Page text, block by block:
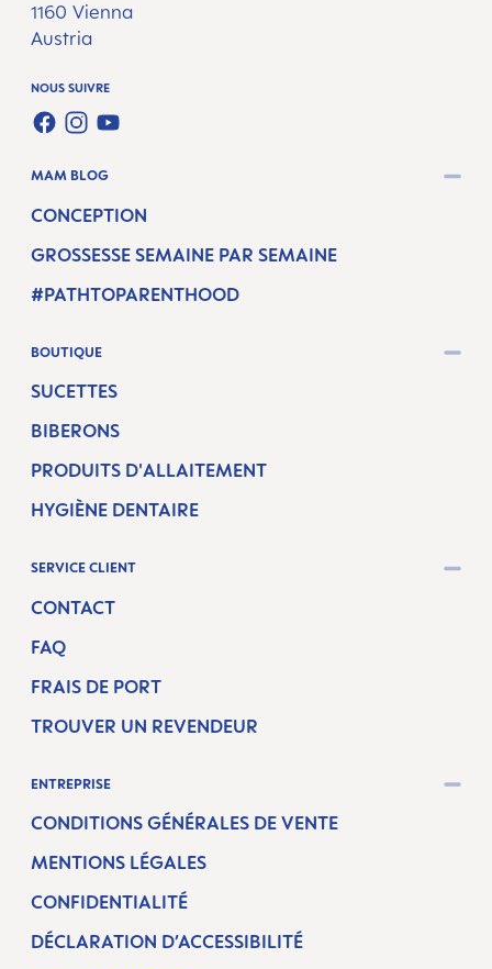
1160 Vienna
Austria
NOUS SUIVRE
FACEBOOK
INSTAGRAM
YOUTUBE
MAM BLOG
CONCEPTION
GROSSESSE SEMAINE PAR SEMAINE
#PATHTOPARENTHOOD
BOUTIQUE
SUCETTES
BIBERONS
PRODUITS D'ALLAITEMENT
HYGIÈNE DENTAIRE
SERVICE CLIENT
CONTACT
FAQ
FRAIS DE PORT
TROUVER UN REVENDEUR
ENTREPRISE
CONDITIONS GÉNÉRALES DE VENTE
MENTIONS LÉGALES
CONFIDENTIALITÉ
DÉCLARATION D’ACCESSIBILITÉ